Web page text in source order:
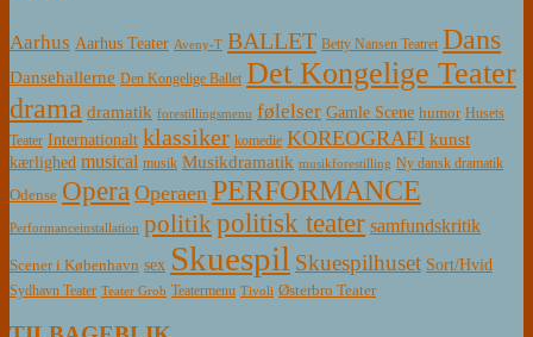
Aarhus Aarhus Teater Aveny-T BALLET Betty Nansen Teatret Dans
Dansehallerne Den Kongelige Ballet Det Kongelige Teater
drama dramatik forestillingsmenu følelser Gamle Scene humor Husets
Teater Internationalt klassiker komedie KOREOGRAFI kunst
kærlighed musical musik Musikdramatik musikforestilling Ny dansk dramatik
Odense Opera Operaen PERFORMANCE
Performanceinstallation politik politisk teater samfundskritik
Scener i København sex Skuespil Skuespilhuset Sort/Hvid
Sydhavn Teater Teater Grob Teatermenu Tivoli Østerbro Teater